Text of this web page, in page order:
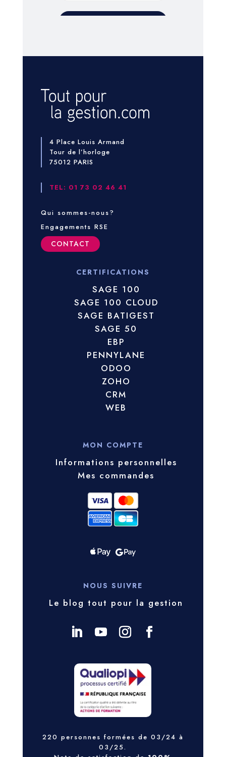
4 Place Louis Armand
Tour de l’horloge
75012 PARIS
TEL: 01 73 02 46 41
Qui sommes-nous?
Engagements RSE
CONTACT
CERTIFICATIONS
SAGE 100
SAGE 100 CLOUD
SAGE BATIGEST
SAGE 50
EBP
PENNYLANE
ODOO
ZOHO
CRM
WEB
MON COMPTE
Informations personnelles
Mes commandes
NOUS SUIVRE
Le blog tout pour la gestion
220 personnes formées de 03/24 à
03/25.